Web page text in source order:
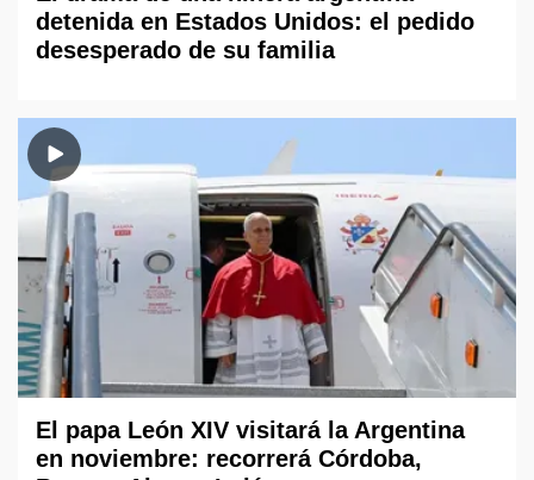
detenida en Estados Unidos: el pedido
desesperado de su familia
El papa León XIV visitará la Argentina
en noviembre: recorrerá Córdoba,